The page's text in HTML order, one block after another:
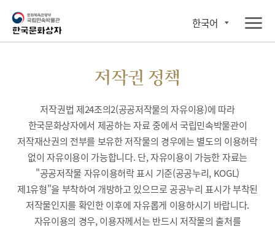
한국어
저작권 정책
저작권법 제24조의2(공공저작물의 자유이용)에 따라
한국문화상자에서 제공하는 자료 중에서 국립민속박물관이
저작재산권의 전부를 보유한 저작물의 경우에는 별도의 이용허락
없이 자유이용이 가능합니다. 단, 자유이용이 가능한 자료는
"공공저작물 자유이용허락 표시 기준(공공누리, KOGL)
제1유형"을 부착하여 개방하고 있으므로 공공누리 표시가 부착된
저작물인지를 확인한 이후에 자유롭게 이용하시기 바랍니다.
자유이용의 경우, 이용자께서는 반드시 저작물의 출처를